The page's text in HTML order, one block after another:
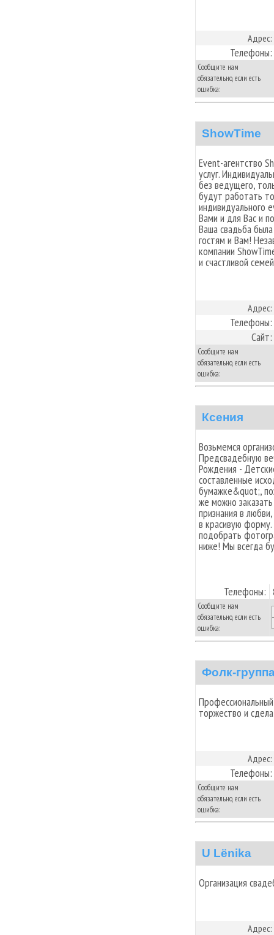
Адрес:
Телефоны:
Сообщите нам
обязательно, если есть
ошибка:
ShowTime
Event-агентство
услуг.
без ведущего,
будут работать
индивидуального
Вами и для Вас и
Ваша свадьба
гостям и Вам!
компании
и счастливой
Адрес:
Телефоны:
Сайт:
Сообщите нам
обязательно, если есть
ошибка:
Ксения
Возьмемся
Предсвадебную
Рождения -
составленные
бумажке&quot;,
же можно
признания в
в красивую
подобрать
ниже! Мы всегда
Телефоны:
Сообщите нам
обязательно, если есть
ошибка:
Фолк-
торжество и
Адрес:
Телефоны:
Сообщите нам
обязательно, если есть
ошибка:
U Lёnika
Организация
Адрес: